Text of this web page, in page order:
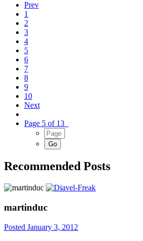
Prev
1
2
3
4
5
6
7
8
9
10
Next
Page 5 of 13
Recommended Posts
martinduc
Posted January 3, 2012